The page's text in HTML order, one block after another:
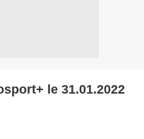
le 31.01.2022